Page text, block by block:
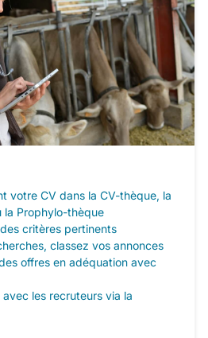
votre CV dans la CV-thèque, la
la Prophylo-thèque
critères pertinents
classez vos annonces
offres en adéquation avec
les recruteurs via la